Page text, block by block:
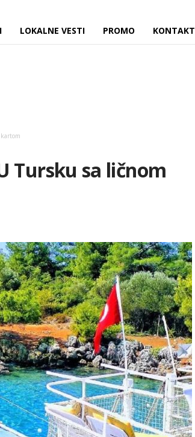
LOKALNE VESTI PROMO KONTAKT
Tursku sa ličnom